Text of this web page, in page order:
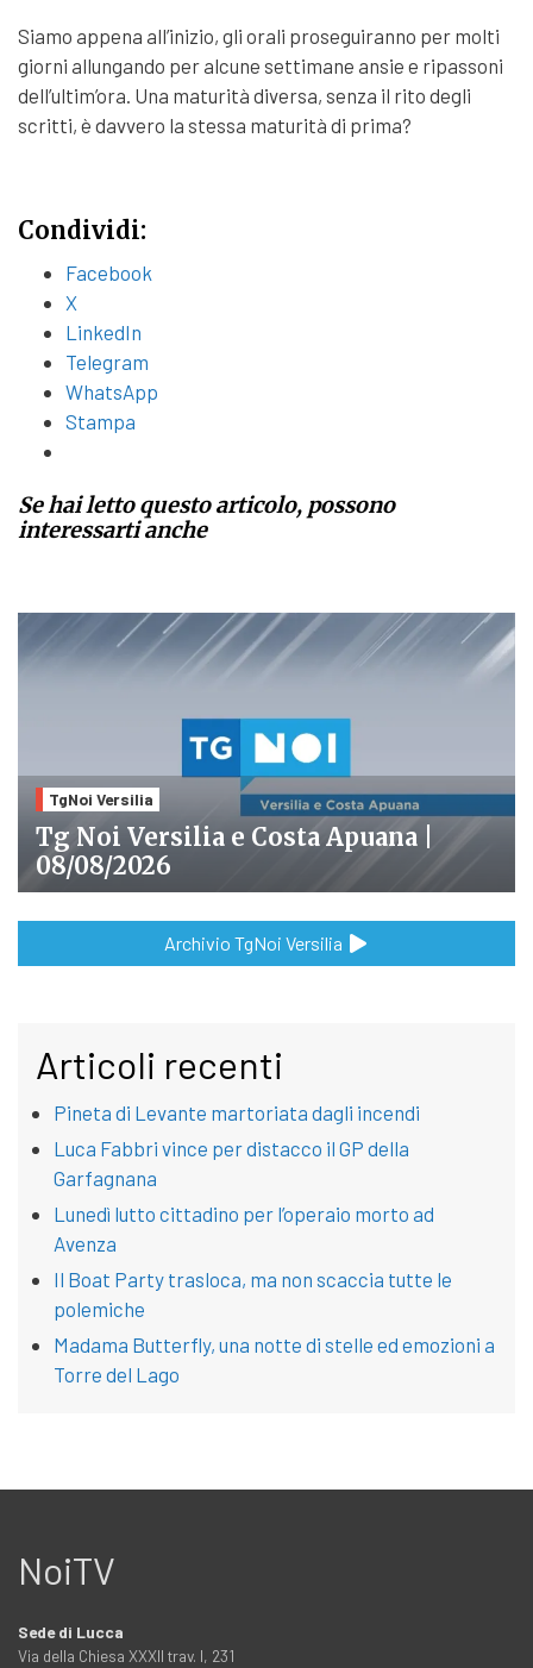
Siamo appena all’inizio, gli orali proseguiranno per molti
giorni allungando per alcune settimane ansie e ripassoni
dell’ultim’ora. Una maturità diversa, senza il rito degli
scritti, è davvero la stessa maturità di prima?
Condividi:
Facebook
X
LinkedIn
Telegram
WhatsApp
Stampa
Se hai letto questo articolo, possono
interessarti anche
TgNoi Versilia
Tg Noi Versilia e Costa Apuana |
08/08/2026
Archivio TgNoi Versilia
Articoli recenti
Pineta di Levante martoriata dagli incendi
Luca Fabbri vince per distacco il GP della
Garfagnana
Lunedì lutto cittadino per l’operaio morto ad
Avenza
Il Boat Party trasloca, ma non scaccia tutte le
polemiche
Madama Butterfly, una notte di stelle ed emozioni a
Torre del Lago
NoiTV
Sede di Lucca
Via della Chiesa XXXII trav. I, 231